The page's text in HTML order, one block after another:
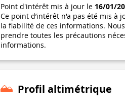
Point d'intérêt mis à jour le 16/01/
Ce point d’intérêt n'a pas été mis
la fiabilité de ces informations.
prendre toutes les précautions
informations.
Profil altimétrique